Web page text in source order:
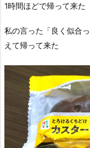
1時間ほどで帰って来た
私の言った「良く似合
えて帰って来た